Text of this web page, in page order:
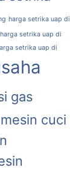
harga setrika uap di
harga setrika uap di
setrika uap di
gas
mesin cuci